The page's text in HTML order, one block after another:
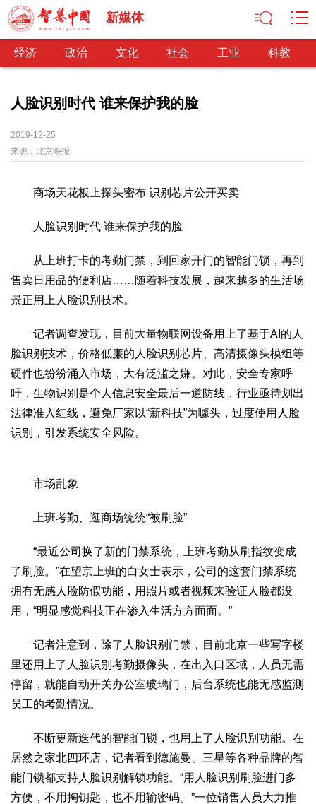
新媒体
经济 政治 文化 社会 工业 科教
经济
经济观察 产业纵横
深化改革 依法治国 司法公正 民主政治
文化
中华文化 核心价值 文化产业
社会
社会治理 社会保障 城乡发展 民生建设
工业
装备制造 智能制造 制造2025 大国工匠
智慧农业 智慧乡村 基层之声
国防
国防建设 军民融合 兵器装备 军营风采
国际
中国与世界 国际视点 国际合作 他山之石
生态
生态文明 能源资源 环境保护 地方生态 休闲旅游
视频
京 津 冀 晋 蒙 辽 吉 沪 苏 皖
闽
赣
鲁 豫 鄂 粤 桂 琼 渝 川 黔 滇
藏
人脸识别时代 谁来保护我的脸
2019-12-25
来源： 北京晚报
商场天花板上探头密布 识别芯片公开买卖
人脸识别时代 谁来保护我的脸
从上班打卡的考勤门禁，到回家开门的智能门锁，再到
售卖日用品的便利店……随着科技发展，越来越多的生活场
景正用上人脸识别技术。
记者调查发现，目前大量物联网设备用上了基于AI的人
脸识别技术，价格低廉的人脸识别芯片、高清摄像头模组等
硬件也纷纷涌入市场，大有泛滥之嫌。对此，安全专家呼
吁，生物识别是个人信息安全最后一道防线，行业亟待划出
法律准入红线，避免厂家以“新科技”为噱头，过度使用人脸
识别，引发系统安全风险。
市场乱象
上班考勤、逛商场统统“被刷脸”
“最近公司换了新的门禁系统，上班考勤从刷指纹变成
了刷脸。”在望京上班的白女士表示，公司的这套门禁系统
拥有无感人脸防假功能，用照片或者视频来验证人脸都没
用，“明显感觉科技正在渗入生活方方面面。”
记者注意到，除了人脸识别门禁，目前北京一些写字楼
里还用上了人脸识别考勤摄像头，在出入口区域，人员无需
停留，就能自动开关办公室玻璃门，后台系统也能无感监测
员工的考勤情况。
不断更新迭代的智能门锁，也用上了人脸识别功能。在
居然之家北四环店，记者看到德施曼、三星等各种品牌的智
能门锁都支持人脸识别解锁功能。“用人脸识别刷脸进门多
方便，不用掏钥匙，也不用输密码。”一位销售人员大力推